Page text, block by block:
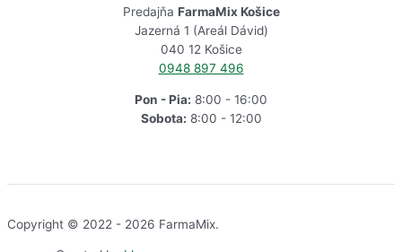
Predajňa FarmaMix Košice
Jazerná 1 (Areál Dávid)
040 12 Košice
0948 897 496
Pon - Pia: 8:00 - 16:00
Sobota: 8:00 - 12:00
Copyright © 2022 - 2026 FarmaMix.